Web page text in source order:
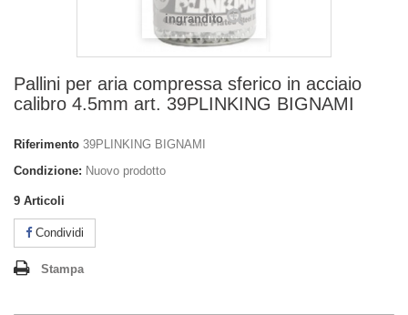
ingrandito
Pallini per aria compressa sferico in acciaio
calibro 4.5mm art. 39PLINKING BIGNAMI
Riferimento 39PLINKING BIGNAMI
Condizione: Nuovo prodotto
9 Articoli
Condividi
Stampa